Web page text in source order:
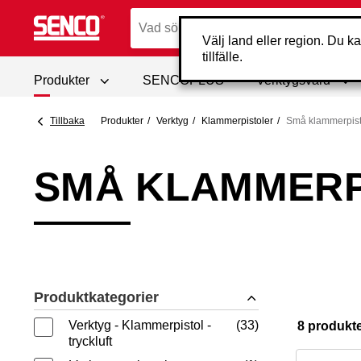
Välj land eller region. Du
tillfälle.
Produkter
SENCOPLUS Verktygsvård
Tillbaka Produkter Verktyg Klammerpistoler Små
SMÅ
Produktkategorier
Verktyg - Klammerpistol -
tryckluft
33 8